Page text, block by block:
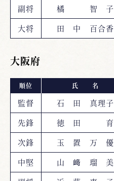
副将
橘 智 子
大将
田 中 百合香
大阪府
順位 氏 名
監督 石 田 真理子
先鋒
徳 田 育
次鋒
玉 置 万 優
中堅
山 﨑 瑠 美